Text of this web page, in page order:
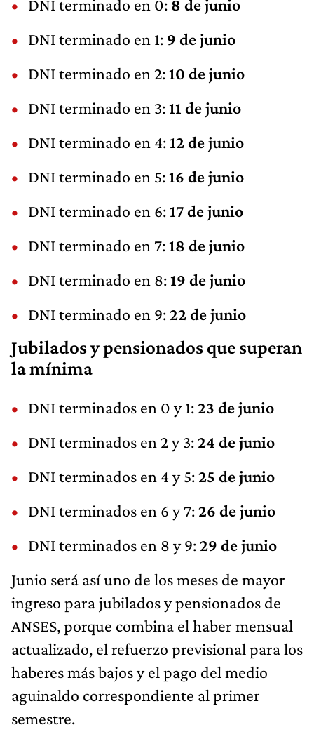
DNI terminado en 0: 8 de junio
DNI terminado en 1: 9 de junio
DNI terminado en 2:10 de junio
DNI terminado en 3:11 de junio
DNI terminado en 4:12 de junio
DNI terminado en 5:16 de junio
DNI terminado en 6:17 de junio
DNI terminado en 7:18 de junio
DNI terminado en 8:19 de junio
DNI terminado en 9:22 de junio
Jubilados y pensionados que superan
la mínima
DNI terminados en 0 y 1:23 de junio
DNI terminados en 2 y 3:24 de junio
DNI terminados en 4 y 5:25 de junio
DNI terminados en 6 y 7:26 de junio
DNI terminados en 8 y 9:29 de junio
Junio será así uno de los meses de mayor
ingreso para jubilados y pensionados de
ANSES, porque combina el haber mensual
actualizado, el refuerzo previsional para los
haberes más bajos y el pago del medio
aguinaldo correspondiente al primer
semestre.